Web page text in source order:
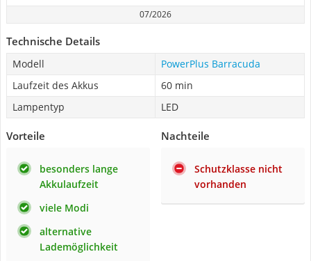
07/2026
Technische Details
Modell
PowerPlus Barracuda
Laufzeit des Akkus
60 min
Lampentyp
LED
Vorteile
besonders lange
Akkulaufzeit
viele Modi
alternative
Lademöglichkeit
Nachteile
Schutzklasse nicht
vorhanden